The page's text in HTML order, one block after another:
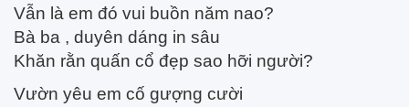
Vẫn là em đó vui buồn năm nao?
Bà ba , duyên dáng in sâu
Khăn rằn quấn cổ đẹp sao hỡi người?
Vườn yêu em cố gượng cười